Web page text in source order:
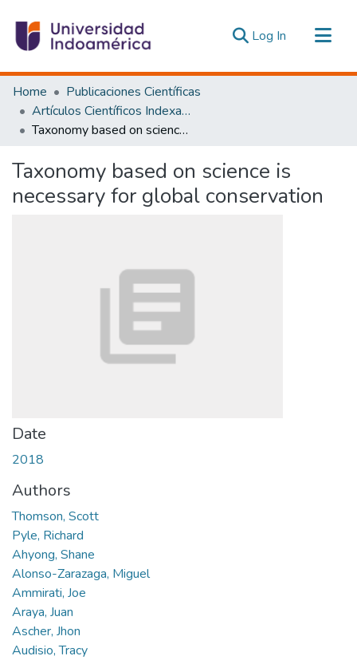
Log In (current)
Communities & Collections
All of DSpace
Statistics
Home
Publicaciones Científicas
Artículos Científicos Indexados
Taxonomy based on science is necessary for global conservation
Taxonomy based on science is
necessary for global conservation
Date
2018
Authors
Thomson, Scott
Pyle, Richard
Ahyong, Shane
Alonso-Zarazaga, Miguel
Ammirati, Joe
Araya, Juan
Ascher, Jhon
Audisio, Tracy